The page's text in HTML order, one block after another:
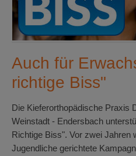
Auch für
richtige Biss"
Die Kieferorthopädische Praxis
Weinstadt - Endersbach
Richtige Biss". Vor zwei Jahren
Jugendliche gerichtete